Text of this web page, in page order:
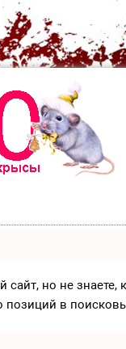
сайт, но не
в